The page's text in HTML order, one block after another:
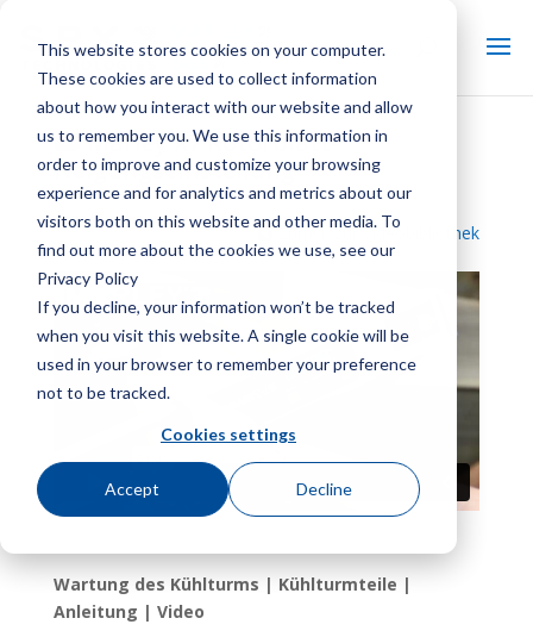
This website stores cookies on your computer.
These cookies are used to collect information
about how you interact with our website and allow
us to remember you. We use this information in
order to improve and customize your browsing
experience and for analytics and metrics about our
visitors both on this website and other media. To
find out more about the cookies we use, see our
Privacy Policy
If you decline, your information won’t be tracked
when you visit this website. A single cookie will be
used in your browser to remember your preference
not to be tracked.
Cookies settings
Accept Decline
Marley X7 Rotorblatt-
Neigungseinstellung
Zurück zur Videobibliothek
Wartung des Kühlturms | Kühlturmteile |
Anleitung | Video